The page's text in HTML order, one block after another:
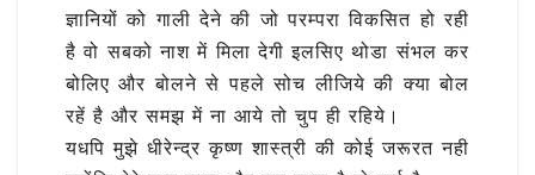
ज्ञानियों को गाली देने की जो परम्परा विकसित हो रही
है वो सबको नाश में मिला देगी इलसिए थोडा संभल कर
बोलिए और बोलने से पहले सोच लीजिये की क्या बोल
रहें है और समझ में ना आये तो चुप ही रहिये।
यधपि मुझे धीरेन्द्र कृष्ण शास्त्री की कोई जरूरत नही